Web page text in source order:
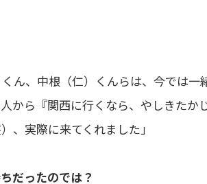
ん、中根（仁）くんらは、今では
から『関西に行くなら、やしきたか
、実際に来てくれました」
だったのでは？